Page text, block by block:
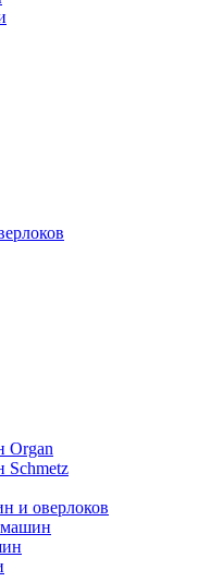
Organ
и оверлоков